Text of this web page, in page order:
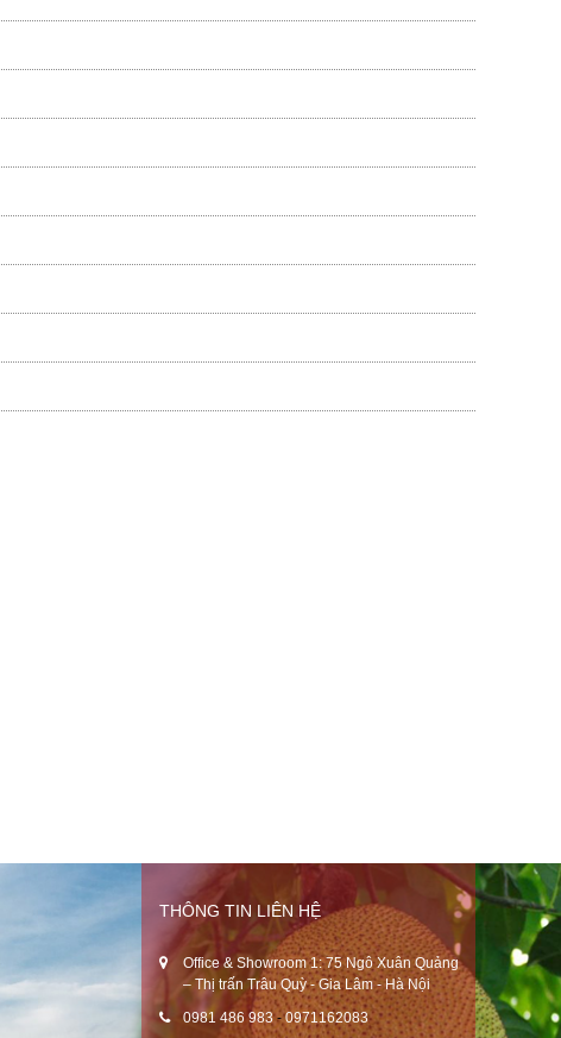
THÔNG TIN LIÊN HỆ
Office & Showroom 1: 75 Ngô Xuân Quảng
– Thị trấn Trâu Quỳ - Gia Lâm - Hà Nội
0981 486 983-0971162083